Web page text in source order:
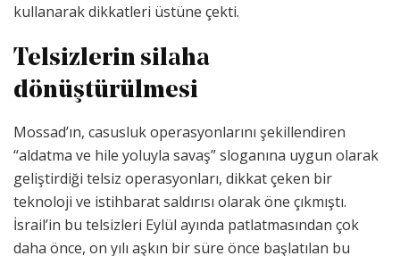
kullanarak dikkatleri üstüne çekti.
Telsizlerin silaha
dönüştürülmesi
Mossad’ın, casusluk operasyonlarını şekillendiren
“aldatma ve hile yoluyla savaş” sloganına uygun olarak
geliştirdiği telsiz operasyonları, dikkat çeken bir
teknoloji ve istihbarat saldırısı olarak öne çıkmıştı.
İsrail’in bu telsizleri Eylül ayında patlatmasından çok
daha önce, on yılı aşkın bir süre önce başlatılan bu